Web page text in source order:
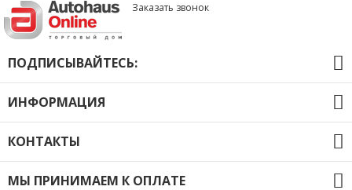
Заказать звонок
ПОДПИСЫВАЙТЕСЬ:
ИНФОРМАЦИЯ
О компании
Гарантия
Новости
КОНТАКТЫ
+375 (177) 78-68-79
МЫ ПРИНИМАЕМ К ОПЛАТЕ